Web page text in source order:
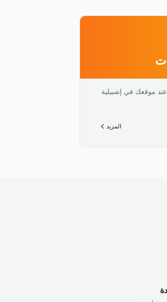
موقعك في إشبيلية
المزيد